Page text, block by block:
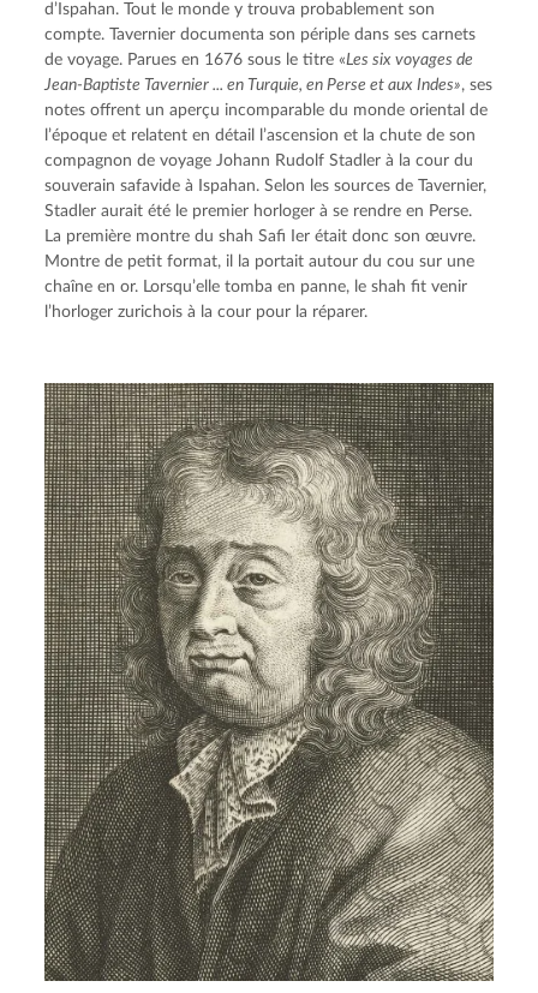
d’Ispahan. Tout le monde y trouva probablement son
compte. Tavernier documenta son périple dans ses carnets
de voyage. Parues en 1676 sous le titre «Les six voyages de
Jean-Baptiste Tavernier ... en Turquie, en Perse et aux Indes», ses
notes offrent un aperçu incomparable du monde oriental de
l’époque et relatent en détail l’ascension et la chute de son
compagnon de voyage Johann Rudolf Stadler à la cour du
souverain safavide à Ispahan. Selon les sources de Tavernier,
Stadler aurait été le premier horloger à se rendre en Perse.
La première montre du shah Safi Ier était donc son œuvre.
Montre de petit format, il la portait autour du cou sur une
chaîne en or. Lorsqu’elle tomba en panne, le shah fit venir
l’horloger zurichois à la cour pour la réparer.